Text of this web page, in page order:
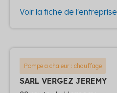
Voir la fiche de l'entreprise
Pompe a chaleur : chauffage
SARL VERGEZ JEREMY